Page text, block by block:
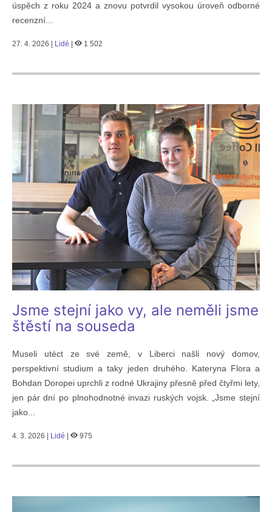
úspěch z roku 2024 a znovu potvrdil vysokou úroveň odborné
recenzní...
27. 4. 2026 | Lidé 1 502
Jsme stejní jako vy, ale neměli jsme
štěstí na souseda
Museli utéct ze své země, v Liberci našli nový domov,
perspektivní studium a taky jeden druhého. Kateryna Flora a
Bohdan Doropei uprchli z rodné Ukrajiny přesně před čtyřmi lety,
jen pár dní po plnohodnotné invazi ruských vojsk. „Jsme stejní
jako...
4. 3. 2026 | Lidé 975